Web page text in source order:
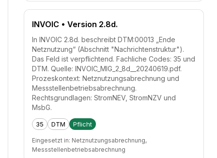
INVOIC • Version 2.8d.
In INVOIC 2.8d. beschreibt DTM:00013 „Ende
Netznutzung“ (Abschnitt "Nachrichtenstruktur").
Das Feld ist verpflichtend. Fachliche Codes: 35 und
DTM. Quelle: INVOIC_MIG_2_8d__20240619.pdf.
Prozeskontext: Netznutzungsabrechnung und
Messstellenbetriebsabrechnung.
Rechtsgrundlagen: StromNEV, StromNZV und
MsbG.
35 DTM Pflicht
Eingesetzt in: Netznutzungsabrechnung,
Messstellenbetriebsabrechnung